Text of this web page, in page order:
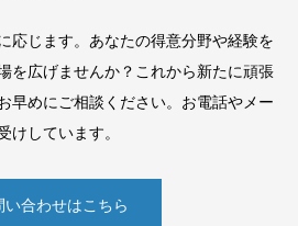
応じます。あなたの得意分野や経験を
を広げませんか？これから新たに頑張
早めにご相談ください。お電話やメー
けしています。
い合わせはこちら